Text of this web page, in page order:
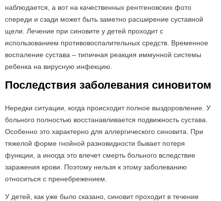
наблюдается, а вот на качественных рентгеновских фото
спереди и сзади может быть заметно расширение суставной
щели. Лечение при синовите у детей проходит с
использованием противовоспалительных средств. Временное
воспаление сустава – типичная реакция иммунной системы
ребенка на вирусную инфекцию.
Последствия заболевания синовитом
Нередки ситуации, когда происходит полное выздоровление. У
больного полностью восстанавливается подвижность сустава.
Особенно это характерно для аллергического синовита. При
тяжелой форме гнойной разновидности бывает потеря
функции, а иногда это влечет смерть больного вследствие
заражения крови. Поэтому нельзя к этому заболеванию
относиться с пренебрежением.
У детей, как уже было сказано, синовит проходит в течение